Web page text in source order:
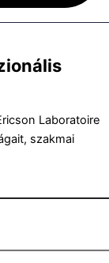
Laboratoire
szakmai